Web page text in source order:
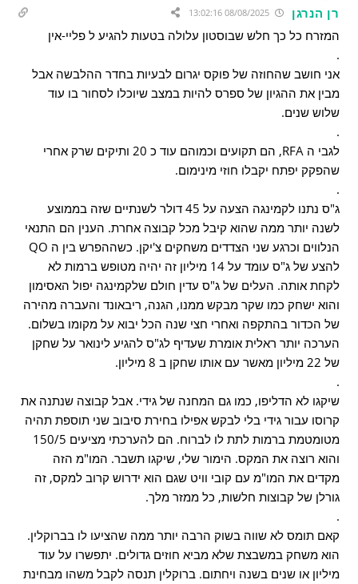
רן הנרגן 08/08/2025 13:02:16
המזרח כל כך חלש שבוסטון עלולה בטעות להגיע ל פליי-אין
.
אני חושב שהחוזה של פוקס יגרום לבעיות בחדר ההלבשה אבל
מבין את ההגיון של ספרס להיות במצב שיוכלו לסחור בו עוד
שלוש שנים.
.
לגבי ה RFA, הם תקועים וכמוהם עוד כ 20 ותיקים שרק אחרי
שהפקק יפתח יקבלו חוזי מינימום.
.
ג"ס נתנו לקמינגה הצעה על 45 דולר לשנתיים שזה בממוצע
לשנה יותר ממה שהוא קיבל מכל קבוצה אחרת. הענין הם התנאי
הנלווים וכרגע שני הצדדים משחקים צ'יקן. כשההפרש בין ה QO
להצע של ג"ס עומד על 14 מיליון זה יהיה מטופש ברמות לא
לקחת אותה. העלים של ג"ס עדין חולם שלקמינגה יפול האסימון
והוא ישחק כמו שקר מבקש ממנו, הגנה, ריבאונד והעברה מהירה
של הכדור בהתקפה ואחרי חצי שנה הכל יבוא על מקומו בשלום.
הערכה יותר ראלית אומרת שעדיף לג"ס להגיע לינואר על שחקן
של 22 מיליון מאשר עם אותו שחקן ב 8 מיליון.
.
שיקגו לא הדליפו, כמו גם המחנה של גידי. אבל קבוצה שנתנה את
קרוסו עבור גידי בלי לבקש אפילו בחירת סיבוב שני תוספת תהיה
מטומטמת ברמות לתת לו לברוח. הם להערכתי מציעים 150/5
והוא רוצה את המקס. הימור שלי, שיקגו תשבר. המו"מ הזה
מקדים את המו"מ עם קובי וויט שגם הוא ידרוש קרוב למקס, זה
גורלן של קבוצות חלשות, כל ממזר מלך.
.
קאם תומס לא שווה בשוק הרבה יותר ממה שהציעו לו בברוקלין.
הוא משחק במשבצת שלא מביא חוזים גדולים. יתפשרו על עוד
מיליון או שנים בשנה ויחתום. ברוקלין תנסה לקבל משהו מבחינת